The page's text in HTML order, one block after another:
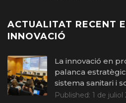
ACTUALITAT RECENT
INNOVACIÓ
La innovació en
palanca
sistema sanitari i
Published: 1 de juliol